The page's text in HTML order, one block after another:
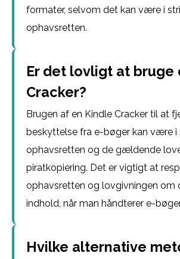
formater, selvom det kan være i
ophavsretten.
Er det lovligt at bruge
Cracker?
Brugen af en Kindle Cracker til at
beskyttelse fra e-bøger kan være i
ophavsretten og de gældende
piratkopiering. Det er vigtigt at
ophavsretten og lovgivningen om
indhold, når man håndterer e-
Hvilke alternative